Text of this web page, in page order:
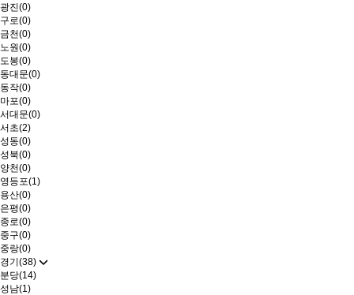
광진(0)
구로(0)
금천(0)
노원(0)
도봉(0)
동대문(0)
동작(0)
마포(0)
서대문(0)
서초(2)
성동(0)
성북(0)
양천(0)
영등포(1)
용산(0)
은평(0)
종로(0)
중구(0)
중랑(0)
경기(38)
분당(14)
성남(1)